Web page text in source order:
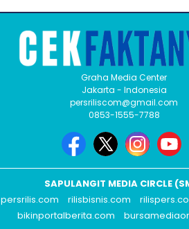
Graha Media Center
Jakarta - Indonesia
persriliscom@gmail.com
0853-1555-7788
SAPULANGIT MEDIA CIRCLE
persrilis.com rilisbisnis.com
bikinportalberita.com